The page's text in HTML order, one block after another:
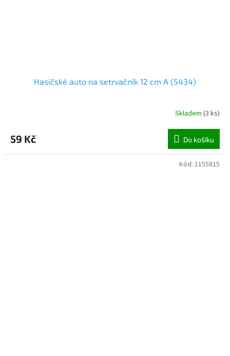
Hasičské auto na setrvačník 12 cm A (5434)
Skladem (3 ks)
59 Kč Do košíku
Kód: 1155815